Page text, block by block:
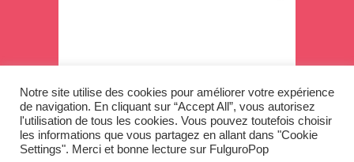
Copyright © 2026
Notre site utilise des cookies pour améliorer votre expérience
de navigation. En cliquant sur “Accept All”, vous autorisez
l'utilisation de tous les cookies. Vous pouvez toutefois choisir
les informations que vous partagez en allant dans "Cookie
Settings". Merci et bonne lecture sur FulguroPop